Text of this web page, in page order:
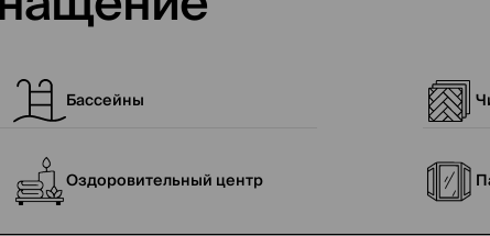
Бассейны
Оздоровительный центр